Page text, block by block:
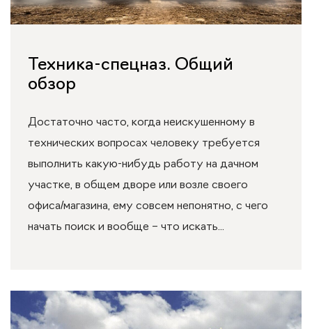
Техника-спецназ. Общий
обзор
Достаточно часто, когда неискушенному в
технических вопросах человеку требуется
выполнить какую-нибудь работу на дачном
участке, в общем дворе или возле своего
офиса/магазина, ему совсем непонятно, с чего
начать поиск и вообще – что искать...